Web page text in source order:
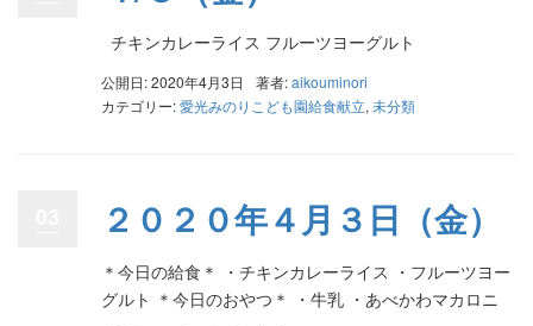
チキンカレーライス フルーツヨーグルト
公開日: 2020年4月3日 著者:aikouminori
カテゴリー:愛光みのりこども園給食献立, 未分類
２０２０年４月３日（金）
＊今日の給食＊ ・チキンカレーライス ・フルーツヨー
グルト ＊今日のおやつ＊ ・牛乳 ・あべかわマカロニ